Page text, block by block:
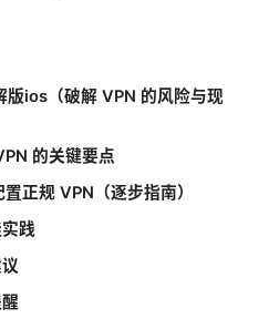
版ios（破解 VPN 的风险与现
的关键要点
正规 VPN（逐步指南）
践